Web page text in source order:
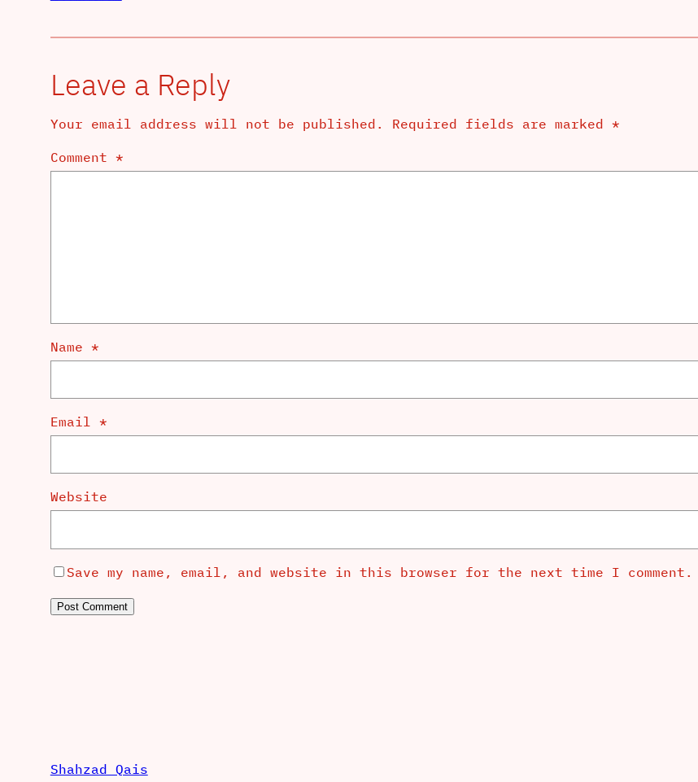
Leave a Reply
Your email address will not be published. Required fields are marked *
Comment *
Name *
Email *
Website
Save my name, email, and website in this browser for the next time I comment.
Shahzad Qais